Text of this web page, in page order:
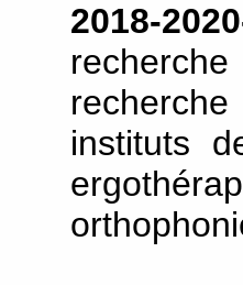
2018-
instituts